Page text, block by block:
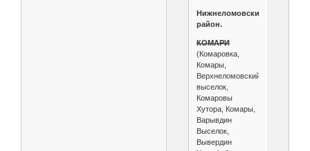
Нижнеломовский
район.
КОМАРИ
(Комаровка,
Комары,
Верхнеломовский
выселок,
Комаровы
Хутора, Комары,
Варывдин
Выселок,
Вывердин